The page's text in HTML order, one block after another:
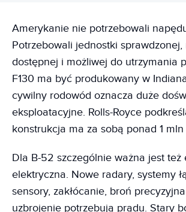
Amerykanie nie potrzebowali
Potrzebowali jednostki sprawdzonej,
dostępnej i możliwej do utrzymania
F130 ma być produkowany w
cywilny rodowód oznacza duże
eksploatacyjne. Rolls-Royce
konstrukcja ma za sobą ponad 1
Dla B-52 szczególnie ważna jest też
elektryczna. Nowe radary, systemy
sensory, zakłócanie, broń
uzbrojenie potrzebują prądu. Stary